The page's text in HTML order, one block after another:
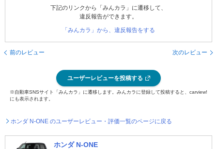
下記のリンクから「みんカラ」に遷移して、
違反報告ができます。
「みんカラ」から、違反報告をする
前のレビュー 次のレビュー
ユーザーレビューを投稿する
※自動車SNSサイト「みんカラ」に遷移します。みんカラに登録して投稿すると、carview!
にも表示されます。
ホンダ N-ONE のユーザーレビュー・評価一覧のページに戻る
ホンダ N-ONE